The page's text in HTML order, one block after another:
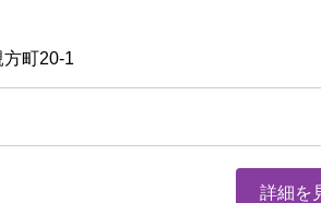
町20-1
詳細を